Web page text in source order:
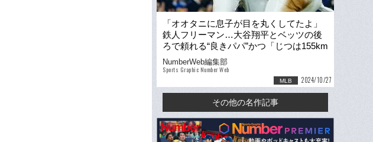
「オオタニに息子が目を丸くしてたよ」
鉄人フリーマン…大谷翔平とベッツの後
ろで頼れる“良きパパ”かつ「じつは155km
投手だった」二刀流への敬意
NumberWeb編集部
Sports Graphic Number Web
MLB 2024/10/27
その他の名作記事